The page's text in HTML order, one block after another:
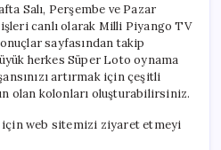
Salı, Perşembe ve Pazar
canlı olarak Milli Piyango TV
sayfasından takip
herkes Süper Loto oynama
artırmak için çeşitli
olan kolonları oluşturabilirsiniz.
için web sitemizi ziyaret etmeyi